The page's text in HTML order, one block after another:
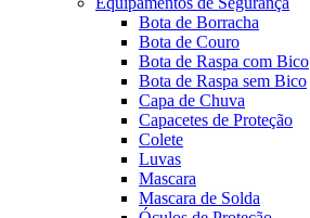
Bota de Borracha
Bota de Couro
Bota de Raspa com Bico
Bota de Raspa sem Bico
Capa de Chuva
Capacetes de Proteção
Colete
Luvas
Mascara
Mascara de Solda